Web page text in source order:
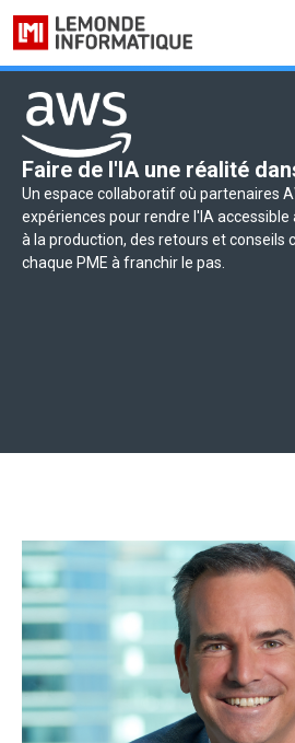
Faire de l'IA une réalité
Un espace collaboratif où partenaires
expériences pour rendre l'IA
à la production, des retours et conseils
chaque PME à franchir le pas.